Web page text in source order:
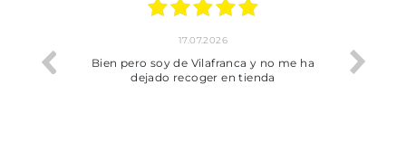
trobat
17.07.2026
Bien pero soy de Vilafranca y no me ha
dejado recoger en tienda